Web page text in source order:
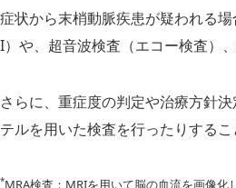
症状から末梢動脈疾患が疑われる
I）や、超音波検査（エコー検査）
さらに、重症度の判定や治療方針
テルを用いた検査を行ったりするこ
*MRA検査：MRIを用いて脳の血流を画像化